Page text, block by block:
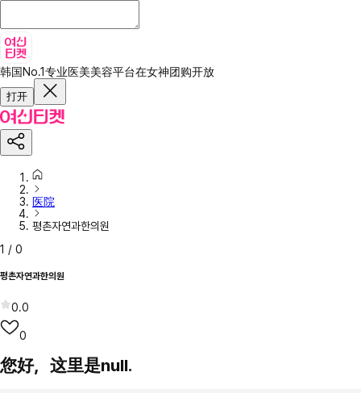
韩国No.1专业医美美容平台在女神团购开放
打开
医院
평촌자연과한의원
1 / 0
평촌자연과한의원
0.0
0
您好，这里是null.